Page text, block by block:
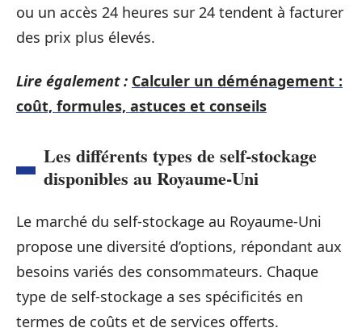
ou un accès 24 heures sur 24 tendent à facturer
des prix plus élevés.
Lire également : Calculer un déménagement :
coût, formules, astuces et conseils
Les différents types de self-stockage
disponibles au Royaume-Uni
Le marché du self-stockage au Royaume-Uni
propose une diversité d’options, répondant aux
besoins variés des consommateurs. Chaque
type de self-stockage a ses spécificités en
termes de coûts et de services offerts.